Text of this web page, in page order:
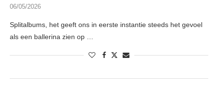
06/05/2026
Splitalbums, het geeft ons in eerste instantie steeds het gevoel
als een ballerina zien op …